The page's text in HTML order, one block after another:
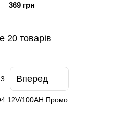
369 грн
20 товарів
Вперед